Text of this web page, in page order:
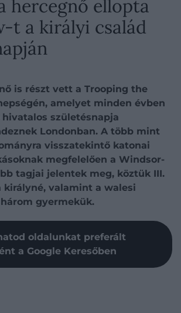
hercegnő ellopta
t a királyi család
is részt vett a Trooping the
amelyet minden évben
születésnapja
Londonban. A több mint
visszatekintő katonai
megfelelően a Windsor-
tagjai jelentek meg, köztük III.
királyné, valamint a walesi
gyermekük.
oldalunkat preferált
a Google Keresőben